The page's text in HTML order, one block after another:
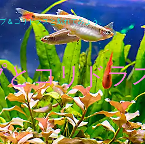
＆コリドラスと戯れてみよう。
コリドラ